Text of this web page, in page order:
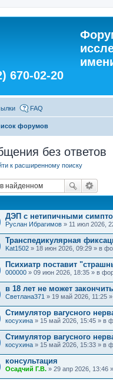
670-02-20
FAQ
форумов
без ответов
к расширенному поиску
ДЭП с нетипичными
Руслан Ибрагимов » 11 июл 2026,
Транспедикулярная
Kat1502 » 18 июн 2026, 09:29 » в
Психиатр поставит
000000 » 09 июн 2026, 18:35 » в
в 18 лет не может
Светлана371 » 19 май 2026, 11:25
Стимулятор вагусного
косухина » 15 май 2026, 15:45 » в
Стимулятор вагусного
косухина » 15 май 2026, 15:33 » в
консультация
Осадчий Г.В. » 29 апр 2026, 13:46